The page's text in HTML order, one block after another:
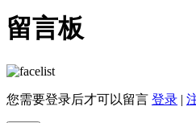
留言板
您需要登录后才可以留言 登录 |